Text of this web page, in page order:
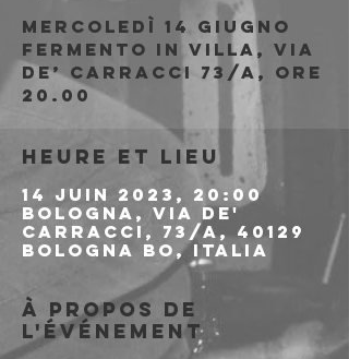
Mercoledì 14 giugno
Fermento in Villa, via
de’ Carracci 73/a, ore
20.00
Heure et lieu
14 juin 2023, 20:00
Bologna, Via de'
Carracci, 73/A, 40129
Bologna BO, Italia
À propos de
l'événement